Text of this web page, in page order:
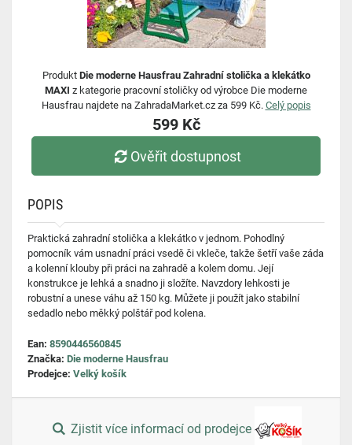
Produkt Die moderne Hausfrau Zahradní stolička a klekátko
MAXI z kategorie pracovní stoličky od výrobce Die moderne
Hausfrau najdete na ZahradaMarket.cz za 599 Kč. Celý popis
599 Kč
Ověřit dostupnost
POPIS
Praktická zahradní stolička a klekátko v jednom. Pohodlný
pomocník vám usnadní práci vsedě či vkleče, takže šetří vaše záda
a kolenní klouby při práci na zahradě a kolem domu. Její
konstrukce je lehká a snadno ji složíte. Navzdory lehkosti je
robustní a unese váhu až 150 kg. Můžete ji použít jako stabilní
sedadlo nebo měkký polštář pod kolena.
Ean: 8590446560845
Značka: Die moderne Hausfrau
Prodejce: Velký košík
Zjistit více informací od prodejce